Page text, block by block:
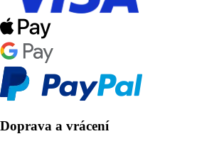
Doprava a vrácení